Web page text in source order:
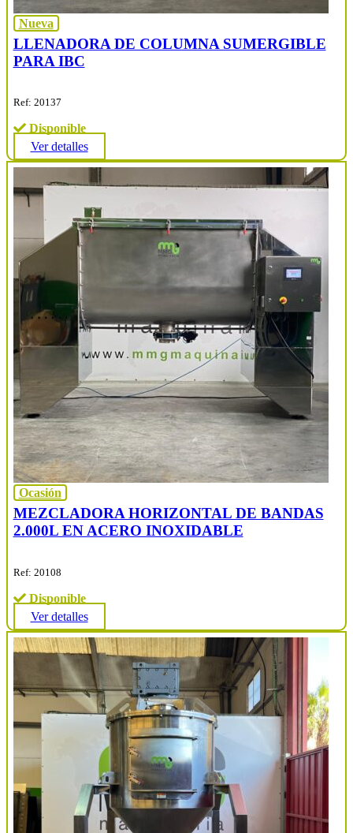
Nueva
LLENADORA DE COLUMNA SUMERGIBLE
PARA IBC
Ref: 20137
Disponible
Ver detalles
Ocasión
MEZCLADORA HORIZONTAL DE BANDAS
2.000L EN ACERO INOXIDABLE
Ref: 20108
Disponible
Ver detalles